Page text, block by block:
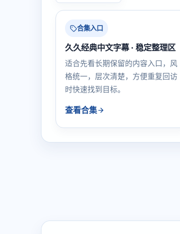
合集入口
久久经典中文字幕 · 稳定整理区
适合先看长期保留的内容入口，风
格统一，层次清楚，方便重复回访
时快速找到目标。
查看合集